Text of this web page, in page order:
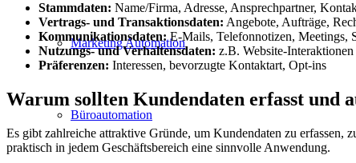
Marketing Automation
Büroautomation
Stammdaten: Name/Firma, Adresse, Ansprechpartner,
Vertrags- und Transaktionsdaten: Angebote, Aufträge,
Kommunikationsdaten:E-Mails, Telefonnotizen, Meetings,
Nutzungs- und Verhaltensdaten: z.B. Website-
Präferenzen: Interessen, bevorzugte Kontaktart, Opt-ins
Warum sollten Kundendaten erfasst und
Es gibt zahlreiche attraktive Gründe, um Kundendaten zu erfassen,
praktisch in jedem Geschäftsbereich eine sinnvolle Anwendung.